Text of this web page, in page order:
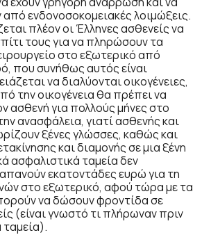
από ενδονοσοκομειακές λοιμώξεις.
πλέον οι Έλληνες ασθενείς να
τους για να πληρώσουν τα
στο εξωτερικό από
που συνήθως αυτός είναι
να διαλύονται οικογένειες,
την οικογένεια θα πρέπει να
ασθενή για πολλούς μήνες στο
ανασφάλεια, γιατί ασθενής και
ξένες γλώσσες, καθώς και
και διαμονής σε μια ξένη
ασφαλιστικά ταμεία δεν
εκατοντάδες ευρώ για τη
στο εξωτερικό, αφού τώρα με τα
να δώσουν φροντίδα σε
(είναι γνωστό τι πλήρωναν πριν